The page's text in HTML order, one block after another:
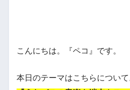
こんにちは。『ペコ』です。
本日のテーマはこちらについて